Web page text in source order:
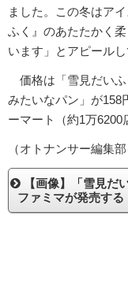
ました。この冬はア
ふく』のあたたかく
います」とアピールし
価格は「雪見だいふ
みたいなパン」が158
ーマート（約1万6200
（オトナンサー編集部
【画像】「雪見だ
ファミマが発売する